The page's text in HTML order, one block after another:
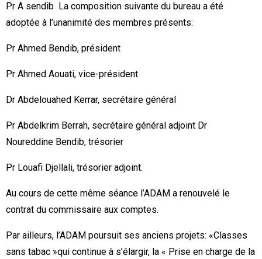
Pr A sendib La composition suivante du bureau a été
adoptée à l’unanimité des membres présents:
Pr Ahmed Bendib, président
Pr Ahmed Aouati, vice-président
Dr Abdelouahed Kerrar, secrétaire général
Pr Abdelkrim Berrah, secrétaire général adjoint Dr
Noureddine Bendib, trésorier
Pr Louafi Djellali, trésorier adjoint.
Au cours de cette même séance l’ADAM a renouvelé le
contrat du commissaire aux comptes.
Par ailleurs, l’ADAM poursuit ses anciens projets: «Classes
sans tabac »qui continue à s’élargir, la « Prise en charge de la